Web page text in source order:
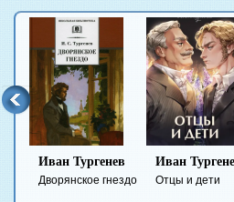
Иван Тургенев
Дворянское гнездо
Иван
Отцы и дети